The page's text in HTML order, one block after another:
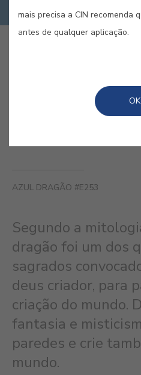
AZUL DRAGÃO #E253
Segundo a
dragão foi um dos
sagrados
deus criador, para
criação do mundo.
fantasia e
paredes e crie
mundo.
mais precisa a CIN recomenda
antes de qualquer aplicação.
OK